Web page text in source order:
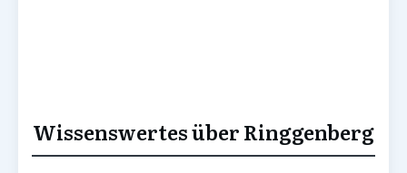
Wissenswertes über Ringgenberg